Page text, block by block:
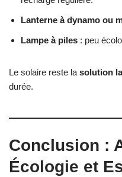
Lanterne à dynamo ou
Lampe à piles : peu
Le solaire reste la solution
durée.
Conclusion :
Écologie et